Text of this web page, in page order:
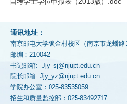
通讯地址：
南京邮电大学锁金村校区（南京市龙
邮编：210042
书记邮箱: Jjy_sj@njupt.edu.cn
院长邮箱: Jjy_yz@njupt.edu.cn
学院办公室：025-83535059
招生和质量监控部：025-83492717